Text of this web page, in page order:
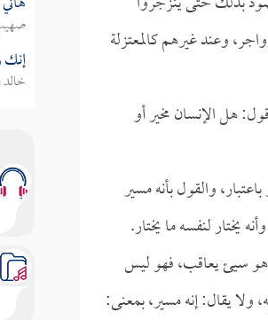
وعند غيرهم كالمعتزلة
هل الإنسان مخير أو
والقول بأنه مسير
يختار لنفسه ما يختار.
هو سيئ يعاقب، فهو ليس
ولا يقال: إنه مسير، بمعنى:
إنك